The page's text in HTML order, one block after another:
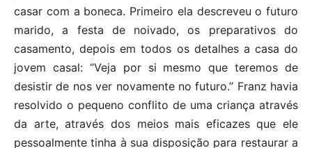
casar com a boneca. Primeiro ela descreveu o futuro
marido, a festa de noivado, os preparativos do
casamento, depois em todos os detalhes a casa do
jovem casal: “Veja por si mesmo que teremos de
desistir de nos ver novamente no futuro.” Franz havia
resolvido o pequeno conflito de uma criança através
da arte, através dos meios mais eficazes que ele
pessoalmente tinha à sua disposição para restaurar a